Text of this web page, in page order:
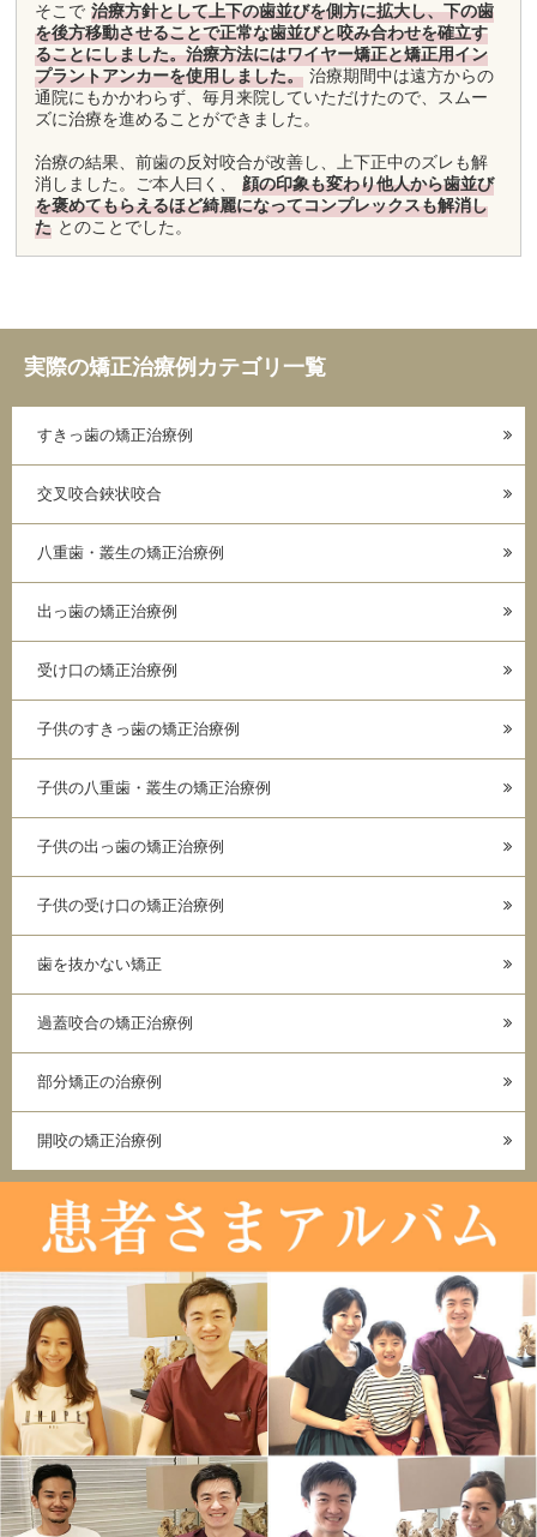
そこで 治療方針として上下の歯並びを側方に拡大し、下の歯
を後方移動させることで正常な歯並びと咬み合わせを確立す
ることにしました。治療方法にはワイヤー矯正と矯正用イン
プラントアンカーを使用しました。 治療期間中は遠方からの
通院にもかかわらず、毎月来院していただけたので、スムー
ズに治療を進めることができました。
治療の結果、前歯の反対咬合が改善し、上下正中のズレも解
消しました。ご本人曰く、
顔の印象も変わり他人から歯並び
を褒めてもらえるほど綺麗になってコンプレックスも解消し
た とのことでした。
実際の矯正治療例カテゴリ一覧
すきっ歯の矯正治療例
交叉咬合鋏状咬合
八重歯・叢生の矯正治療例
出っ歯の矯正治療例
受け口の矯正治療例
子供のすきっ歯の矯正治療例
子供の八重歯・叢生の矯正治療例
子供の出っ歯の矯正治療例
子供の受け口の矯正治療例
歯を抜かない矯正
過蓋咬合の矯正治療例
部分矯正の治療例
開咬の矯正治療例